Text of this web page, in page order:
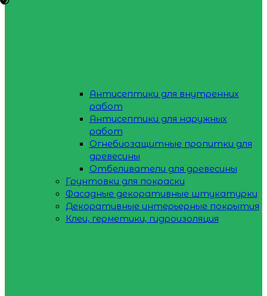
Антисептики для внутренних
работ
Антисептики для наружных
работ
Огнебиозащитные пропитки для
древесины
Отбеливатели для древесины
Грунтовки для покраски
Фасадные декоративные штукатурки
Декоративные интерьерные покрытия
Клеи, герметики, гидроизоляция